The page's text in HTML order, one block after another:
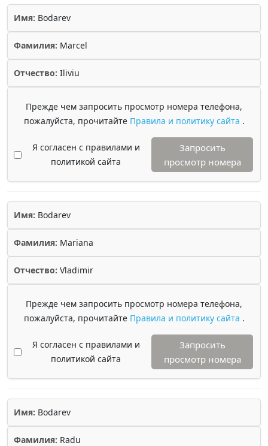
Имя: Bodarev
Фамилия: Marcel
Отчество: Iliviu
Прежде чем запросить просмотр номера телефона,
пожалуйста, прочитайте Правила и политику сайта .
Я согласен с правилами и
политикой сайта
Запросить
просмотр номера
Имя: Bodarev
Фамилия: Mariana
Отчество: Vladimir
Прежде чем запросить просмотр номера телефона,
пожалуйста, прочитайте Правила и политику сайта .
Я согласен с правилами и
политикой сайта
Запросить
просмотр номера
Имя: Bodarev
Фамилия: Radu